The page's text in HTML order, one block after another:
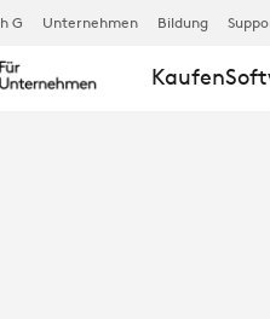
G Unternehmen Bildung
Kaufen